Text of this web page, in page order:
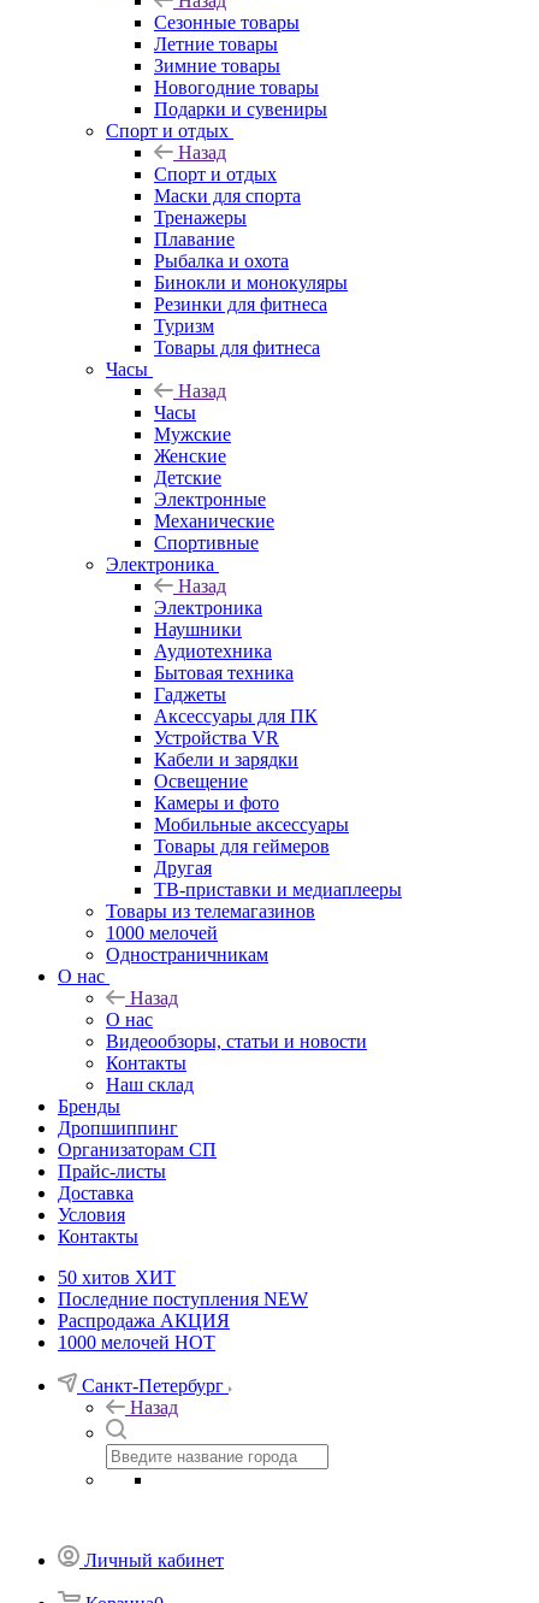
Сезонные товары
Летние товары
Зимние товары
Новогодние товары
Подарки и сувениры
Спорт и отдых
Назад
Спорт и отдых
Маски для спорта
Тренажеры
Плавание
Рыбалка и охота
Бинокли и монокуляры
Резинки для фитнеса
Туризм
Товары для фитнеса
Часы
Назад
Часы
Мужские
Женские
Детские
Электронные
Механические
Спортивные
Электроника
Назад
Электроника
Наушники
Аудиотехника
Бытовая техника
Гаджеты
Аксессуары для ПК
Устройства VR
Кабели и зарядки
Освещение
Камеры и фото
Мобильные аксессуары
Товары для геймеров
Другая
ТВ-приставки и медиаплееры
Товары из телемагазинов
1000 мелочей
Одностраничникам
О нас
Назад
О нас
Видеообзоры, статьи и новости
Контакты
Наш склад
Бренды
Дропшиппинг
Организаторам СП
Прайс-листы
Доставка
Условия
Контакты
50 хитов ХИТ
Последние поступления NEW
Распродажа АКЦИЯ
1000 мелочей HOT
Санкт-Петербург
Назад
Личный кабинет